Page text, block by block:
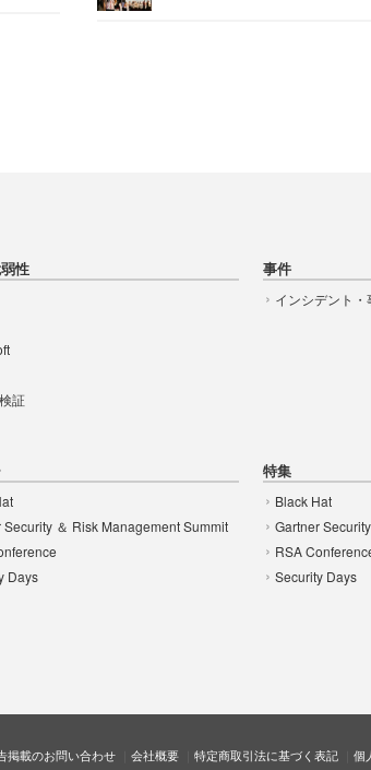
性
証
事件
インシデント・
Security ＆ Risk Management Summit
Days
特集
Black Hat
Gartner
RSA
Security Days
掲載のお問い合わせ 会社概要 特定商取引法に基づく表記 個